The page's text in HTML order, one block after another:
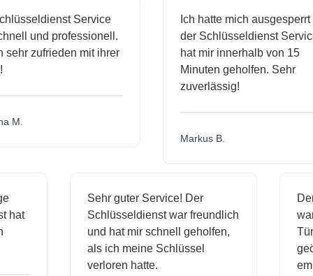
Service
und professionell.
zufrieden mit ihrer
Ich hatte mich ausgesperrt und
der Schlüsseldienst Service
hat mir innerhalb von 15
Minuten geholfen. Sehr
zuverlässig!
Markus B.
hat
Sehr guter Service! Der
Schlüsseldienst war freundlich
und hat mir schnell geholfen,
als ich meine Schlüssel
verloren hatte.